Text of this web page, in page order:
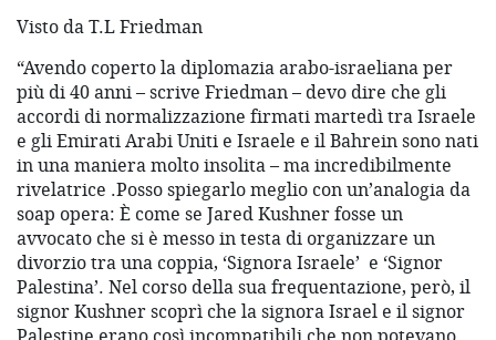
Visto da T.L Friedman
“Avendo coperto la diplomazia arabo-israeliana per
più di 40 anni – scrive Friedman – devo dire che gli
accordi di normalizzazione firmati martedì tra Israele
e gli Emirati Arabi Uniti e Israele e il Bahrein sono nati
in una maniera molto insolita – ma incredibilmente
rivelatrice .Posso spiegarlo meglio con un’analogia da
soap opera: È come se Jared Kushner fosse un
avvocato che si è messo in testa di organizzare un
divorzio tra una coppia, ‘Signora Israele’ e ‘Signor
Palestina’. Nel corso della sua frequentazione, però, il
signor Kushner scoprì che la signora Israel e il signor